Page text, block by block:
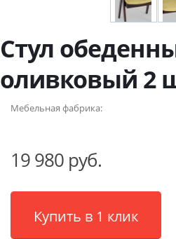
Стул
оливковый 2
Мебельная фабрика:
19 980 руб.
Купить в 1 клик